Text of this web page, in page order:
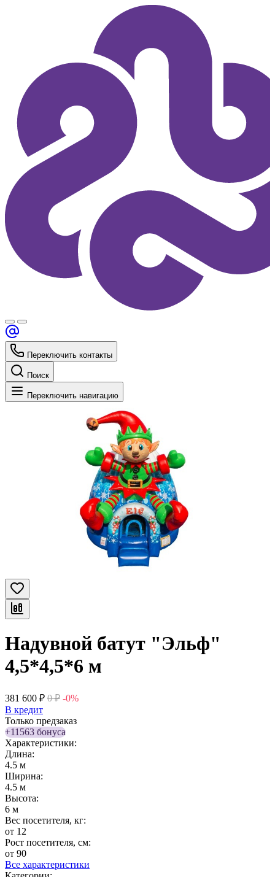
Переключить контакты
Поиск
Переключить навигацию
Надувной батут "Эльф"
4,5*4,5*6 м
381 600 ₽ 0 ₽ -0%
В кредит
Только предзаказ
+11563 бонуса
Характеристики:
Длина:
4.5 м
Ширина:
4.5 м
Высота:
6 м
Вес посетителя, кг:
от 12
Рост посетителя, см:
от 90
Все характеристики